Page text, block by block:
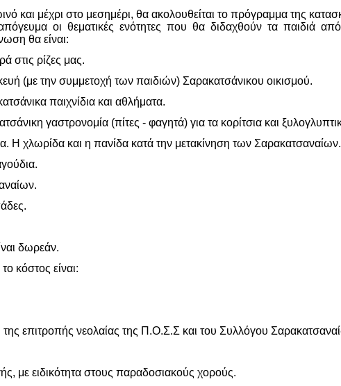
και μέχρι στο μεσημέρι, θα ακολουθείται το πρόγραμμα της
οι θεματικές ενότητες που θα διδαχθούν τα παιδιά
θα είναι:
στις ρίζες μας.
(με την συμμετοχή των παιδιών) Σαρακατσάνικου οικισμού.
παιχνίδια και αθλήματα.
γαστρονομία (πίτες - φαγητά) για τα κορίτσια και
Η χλωρίδα και η πανίδα κατά την μετακίνηση των Σαρακατσαναίων.
δωρεάν.
κόστος είναι:
επιτροπής νεολαίας της Π.Ο.Σ.Σ και του Συλλόγου
με ειδικότητα στους παραδοσιακούς χορούς.